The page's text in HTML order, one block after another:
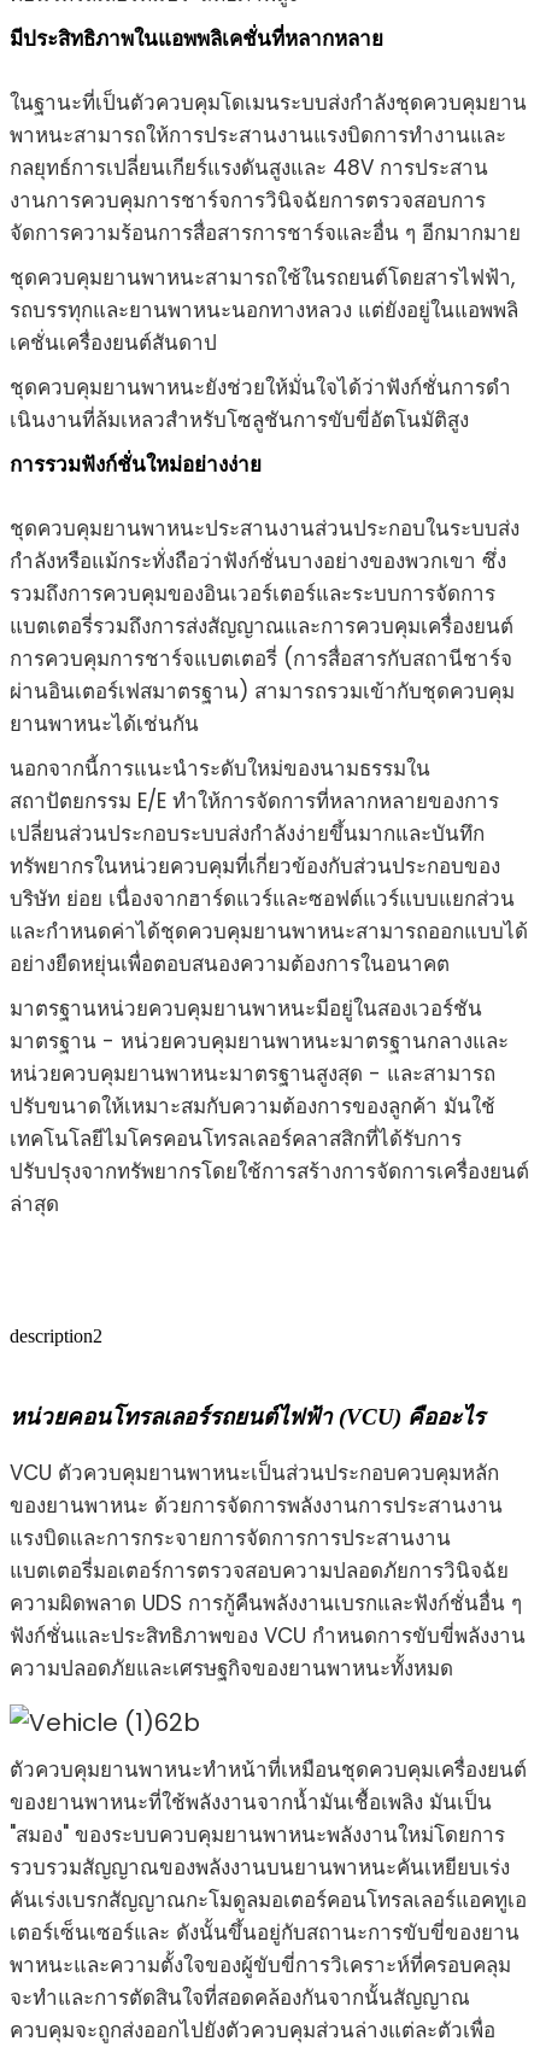
มีประสิทธิภาพในแอพพลิเคชั่นที่หลากหลาย
ในฐานะที่เป็นตัวควบคุมโดเมนระบบส่งกำลังชุดควบคุมยาน
พาหนะสามารถให้การประสานงานแรงบิดการทำงานและ
กลยุทธ์การเปลี่ยนเกียร์แรงดันสูงและ 48V การประสาน
งานการควบคุมการชาร์จการวินิจฉัยการตรวจสอบการ
จัดการความร้อนการสื่อสารการชาร์จและอื่น ๆ อีกมากมาย
ชุดควบคุมยานพาหนะสามารถใช้ในรถยนต์โดยสารไฟฟ้า,
รถบรรทุกและยานพาหนะนอกทางหลวง แต่ยังอยู่ในแอพพลิ
เคชั่นเครื่องยนต์สันดาป
ชุดควบคุมยานพาหนะยังช่วยให้มั่นใจได้ว่าฟังก์ชั่นการดำ
เนินงานที่ล้มเหลวสำหรับโซลูชันการขับขี่อัตโนมัติสูง
การรวมฟังก์ชั่นใหม่อย่างง่าย
ชุดควบคุมยานพาหนะประสานงานส่วนประกอบในระบบส่ง
กำลังหรือแม้กระทั่งถือว่าฟังก์ชั่นบางอย่างของพวกเขา ซึ่ง
รวมถึงการควบคุมของอินเวอร์เตอร์และระบบการจัดการ
แบตเตอรี่รวมถึงการส่งสัญญาณและการควบคุมเครื่องยนต์
การควบคุมการชาร์จแบตเตอรี่ (การสื่อสารกับสถานีชาร์จ
ผ่านอินเตอร์เฟสมาตรฐาน) สามารถรวมเข้ากับชุดควบคุม
ยานพาหนะได้เช่นกัน
นอกจากนี้การแนะนำระดับใหม่ของนามธรรมใน
สถาปัตยกรรม E/E ทำให้การจัดการที่หลากหลายของการ
เปลี่ยนส่วนประกอบระบบส่งกำลังง่ายขึ้นมากและบันทึก
ทรัพยากรในหน่วยควบคุมที่เกี่ยวข้องกับส่วนประกอบของ
บริษัท ย่อย เนื่องจากฮาร์ดแวร์และซอฟต์แวร์แบบแยกส่วน
และกำหนดค่าได้ชุดควบคุมยานพาหนะสามารถออกแบบได้
อย่างยืดหยุ่นเพื่อตอบสนองความต้องการในอนาคต
มาตรฐานหน่วยควบคุมยานพาหนะมีอยู่ในสองเวอร์ชัน
มาตรฐาน - หน่วยควบคุมยานพาหนะมาตรฐานกลางและ
หน่วยควบคุมยานพาหนะมาตรฐานสูงสุด - และสามารถ
ปรับขนาดให้เหมาะสมกับความต้องการของลูกค้า มันใช้
เทคโนโลยีไมโครคอนโทรลเลอร์คลาสสิกที่ได้รับการ
ปรับปรุงจากทรัพยากรโดยใช้การสร้างการจัดการเครื่องยนต์
ล่าสุด
description2
หน่วยคอนโทรลเลอร์รถยนต์ไฟฟ้า (VCU) คืออะไร
VCU ตัวควบคุมยานพาหนะเป็นส่วนประกอบควบคุมหลัก
ของยานพาหนะ ด้วยการจัดการพลังงานการประสานงาน
แรงบิดและการกระจายการจัดการการประสานงาน
แบตเตอรี่มอเตอร์การตรวจสอบความปลอดภัยการวินิจฉัย
ความผิดพลาด UDS การกู้คืนพลังงานเบรกและฟังก์ชั่นอื่น ๆ
ฟังก์ชั่นและประสิทธิภาพของ VCU กำหนดการขับขี่พลังงาน
ความปลอดภัยและเศรษฐกิจของยานพาหนะทั้งหมด
ตัวควบคุมยานพาหนะทำหน้าที่เหมือนชุดควบคุมเครื่องยนต์
ของยานพาหนะที่ใช้พลังงานจากน้ำมันเชื้อเพลิง มันเป็น
"สมอง" ของระบบควบคุมยานพาหนะพลังงานใหม่โดยการ
รวบรวมสัญญาณของพลังงานบนยานพาหนะคันเหยียบเร่ง
คันเร่งเบรกสัญญาณกะโมดูลมอเตอร์คอนโทรลเลอร์แอคทูเอ
เตอร์เซ็นเซอร์และ ดังนั้นขึ้นอยู่กับสถานะการขับขี่ของยาน
พาหนะและความตั้งใจของผู้ขับขี่การวิเคราะห์ที่ครอบคลุม
จะทำและการตัดสินใจที่สอดคล้องกันจากนั้นสัญญาณ
ควบคุมจะถูกส่งออกไปยังตัวควบคุมส่วนล่างแต่ละตัวเพื่อ